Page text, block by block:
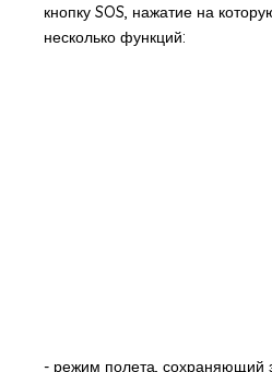
кнопку SOS, нажатие на
несколько функций:
- режим полета, сохраняющий